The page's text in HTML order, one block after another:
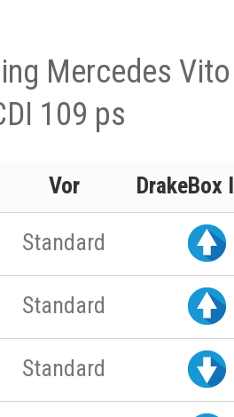
Mercedes Vito
109 ps
Vor DrakeBox
Standard
Standard
Standard